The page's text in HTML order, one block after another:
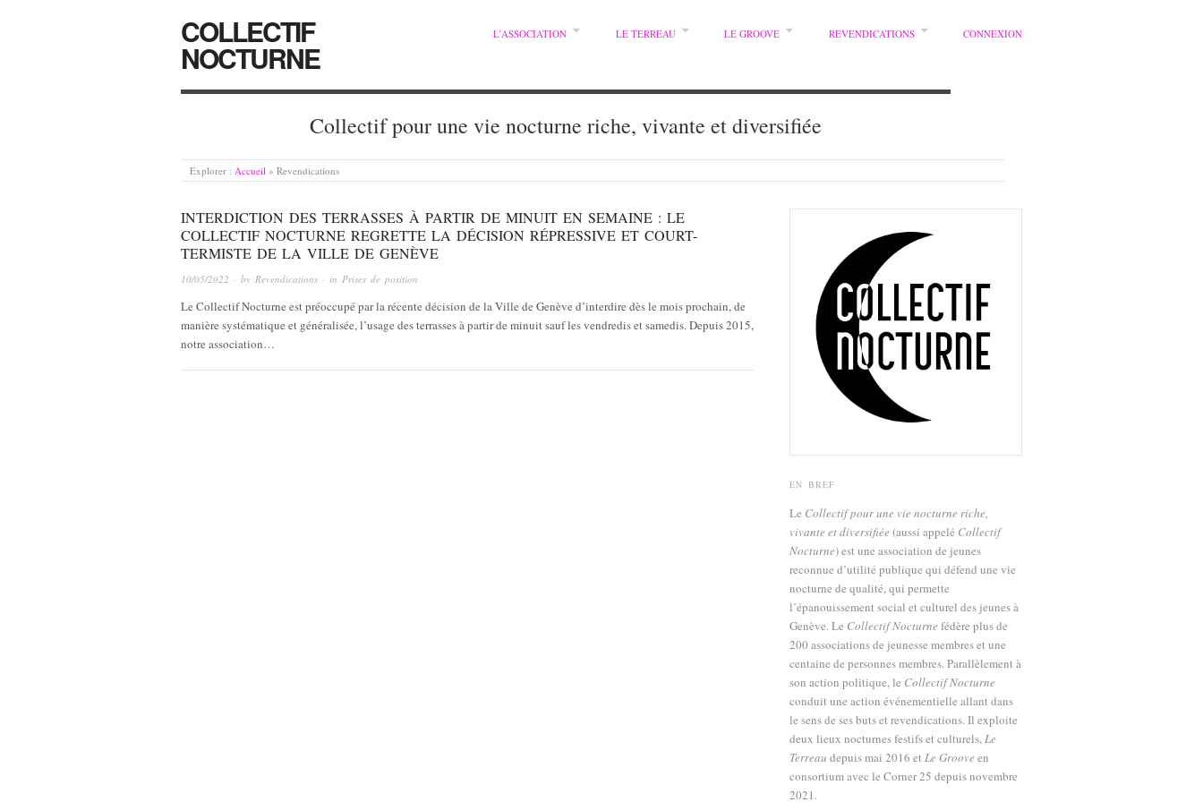
COLLECTIF
NOCTURNE
L’ASSOCIATION LE TERREAU LE GROOVE REVENDICATIONS CONNEXION
Collectif pour une vie nocturne riche, vivante et diversifiée
Explorer : Accueil » Revendications
INTERDICTION DES TERRASSES À PARTIR DE MINUIT EN SEMAINE : LE
COLLECTIF NOCTURNE REGRETTE LA DÉCISION RÉPRESSIVE ET COURT-
TERMISTE DE LA VILLE DE GENÈVE
10/05/2022 · by Revendications · in Prises de position
Le Collectif Nocturne est préoccupé par la récente décision de la Ville de Genève d’interdire dès le mois prochain, de
manière systématique et généralisée, l’usage des terrasses à partir de minuit sauf les vendredis et samedis. Depuis 2015,
notre association…
EN BREF
Le Collectif pour une vie nocturne riche,
vivante et diversifiée (aussi appelé Collectif
Nocturne) est une association de jeunes
reconnue d’utilité publique qui défend une vie
nocturne de qualité, qui permette
l’épanouissement social et culturel des jeunes à
Genève. Le Collectif Nocturne fédère plus de
200 associations de jeunesse membres et une
centaine de personnes membres. Parallèlement à
son action politique, le Collectif Nocturne
conduit une action événementielle allant dans
le sens de ses buts et revendications. Il exploite
deux lieux nocturnes festifs et culturels,Le
Terreau depuis mai 2016 et Le Groove en
consortium avec le Corner 25 depuis novembre
2021.